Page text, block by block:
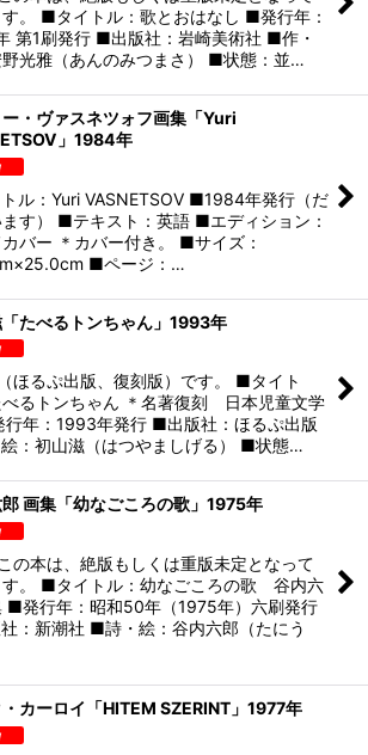
す。 ■タイトル：歌とおはなし ■発行年：
第1刷発行 ■出版社：岩崎美術社 ■作・
光雅（あんのみつまさ） ■状態：並…
・ヴァスネツォフ画集「Yuri
」1984年
ル：Yuri VASNETSOV ■1984年発行（だ
ます） ■テキスト：英語 ■エディション：
バー ＊カバー付き。 ■サイズ：
■ページ：…
たべるトンちゃん」1993年
ほるぷ出版、復刻版）です。 ■タイト
べるトンちゃん ＊名著復刻 日本児童文学
年：1993年発行 ■出版社：ほるぷ出版
：初山滋（はつやましげる） ■状態…
画集「幼なごころの歌」1975年
の本は、絶版もしくは重版未定となって
す。 ■タイトル：幼なごころの歌 谷内六
■発行年：昭和50年（1975年）六刷発行
：新潮社 ■詩・絵：谷内六郎（たにう
・カーロイ「HITEM SZERINT」1977年